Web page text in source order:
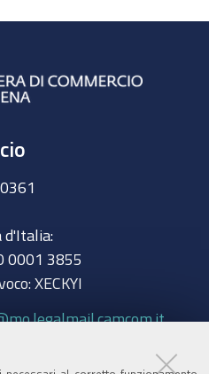
d'Italia:
0001 3855
XECKYI